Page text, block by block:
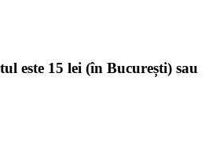
este 15 lei (în București) sau